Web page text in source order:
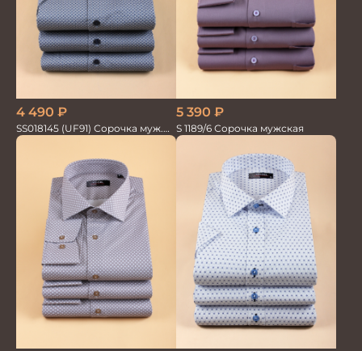
4 490 ₽
SS018145 (UF91) Сорочка муж.
кр.рук. GROSTYLE PRIME
5 390 ₽
S 1189/6 Сорочка мужская